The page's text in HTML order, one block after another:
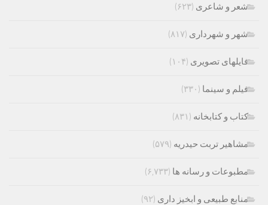
شعر و شاعری (۶۲۳)
شهر و شهرداری (۸۱۷)
فایلهای تصویری (۱۰۴)
فیلم و سینما (۳۳۰)
کتاب و کتابخانه (۸۳۱)
مشاهیر تربت حیدریه (۵۷۹)
مطبوعات و رسانه ها (۶,۷۳۳)
منابع طبیعی و ابخیز داری (۹۲)